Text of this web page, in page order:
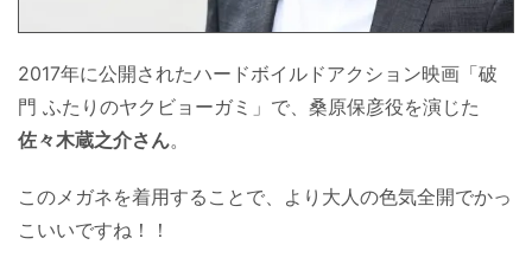
2017年に公開されたハードボイルドアクション映画「破
門 ふたりのヤクビョーガミ」で、桑原保彦役を演じた
佐々木蔵之介さん。
このメガネを着用することで、より大人の色気全開でかっ
こいいですね！！